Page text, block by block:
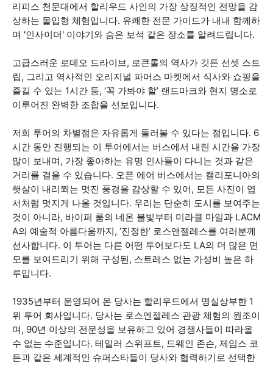
리피스 천문대에서 할리우드 사인의 가장 상징적인 전망을 감
상하는 몰입형 체험입니다. 유쾌한 전문 가이드가 내내 함께하
며 '인사이더' 이야기와 숨은 보석 같은 장소를 알려드립니다.
고급스러운 로데오 드라이브, 로큰롤의 역사가 깃든 선셋 스트
립, 그리고 역사적인 오리지널 파머스 마켓에서 식사와 쇼핑을
즐길 수 있는 1시간 등, ‘꼭 가봐야 할’ 랜드마크와 현지 명소로
이루어진 완벽한 조합을 선보입니다.
저희 투어의 차별점은 자유롭게 둘러볼 수 있다는 점입니다. 6
시간 동안 진행되는 이 투어에서는 버스에서 내린 시간을 가장
많이 보내며, 가장 좋아하는 유명 인사들이 다니는 것과 같은
거리를 걸을 수 있습니다. 오픈 에어 버스에서는 캘리포니아의
햇살이 내리쬐는 멋진 풍경을 감상할 수 있어, 모든 사진이 엽
서처럼 멋지게 나올 것입니다. 우리는 단순히 도시를 보여주는
것이 아니라, 바이퍼 룸의 네온 불빛부터 미라클 마일과 LACM
A의 예술적 아름다움까지, ‘진정한’ 로스앤젤레스를 여러분께
선사합니다. 이 투어는 다른 어떤 투어보다도 LA의 더 많은 면
모를 보여드리기 위해 구성된, 스트레스 없는 가성비 높은 하
루입니다.
1935년부터 운영되어 온 당사는 할리우드에서 명실상부한 1
위 투어 회사입니다. 당사는 로스엔젤레스 관광 체험의 원조이
며, 90년 이상의 전문성을 보유하고 있어 경쟁사들이 따라올
수 없는 수준입니다. 테일러 스위프트, 드웨인 존슨, 제임스 코
든과 같은 세계적인 슈퍼스타들이 당사와 협력하기로 선택한